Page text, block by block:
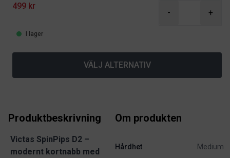
499 kr
- +
I lager
VÄLJ ALTERNATIV
Produktbeskrivning
Victas SpinPips D2 –
modernt kortnabb med
Om produkten
Hårdhet Medium